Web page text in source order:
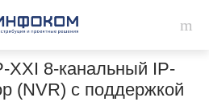
XXI 8-канальный IP-
(NVR) с поддержкой